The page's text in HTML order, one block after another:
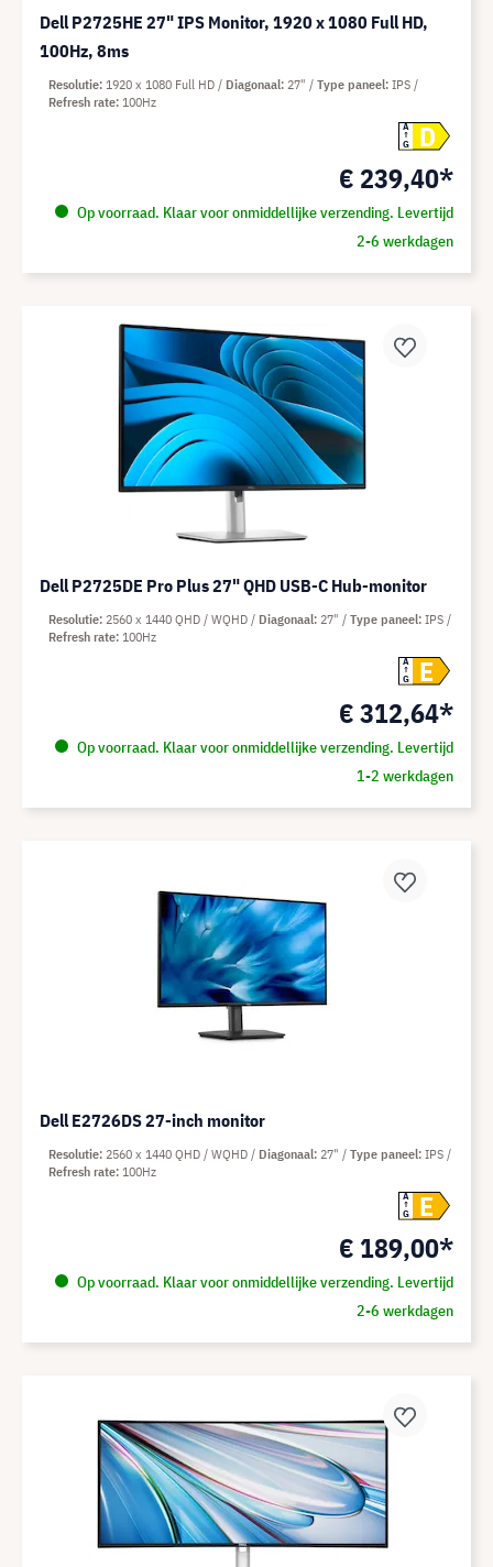
Dell P2725HE 27" IPS Monitor, 1920 x 1080 Full HD,
100Hz, 8ms
A
G
D
€ 239,40*
Op voorraad. Klaar voor onmiddellijke verzending. Levertijd
2-6 werkdagen
Resolutie 1920 x 1080 Full HD Diagonaal 27" Type paneel IPS
Refresh rate 100Hz
Dell P2725DE Pro Plus 27" QHD USB-C Hub-monitor
A
G
E
€ 312,64*
Op voorraad. Klaar voor onmiddellijke verzending. Levertijd
1-2 werkdagen
Resolutie 2560 x 1440 QHD / WQHD Diagonaal 27" Type paneel IPS
Refresh rate 100Hz
Dell E2726DS 27-inch monitor
A
G
E
€ 189,00*
Op voorraad. Klaar voor onmiddellijke verzending. Levertijd
2-6 werkdagen
Resolutie 2560 x 1440 QHD / WQHD Diagonaal 27" Type paneel IPS
Refresh rate 100Hz